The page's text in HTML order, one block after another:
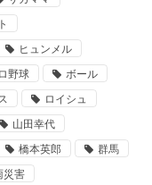
ヒュンメル
野球
ボール
ロイシュ
山田幸代
橋本英郎
群馬
災害